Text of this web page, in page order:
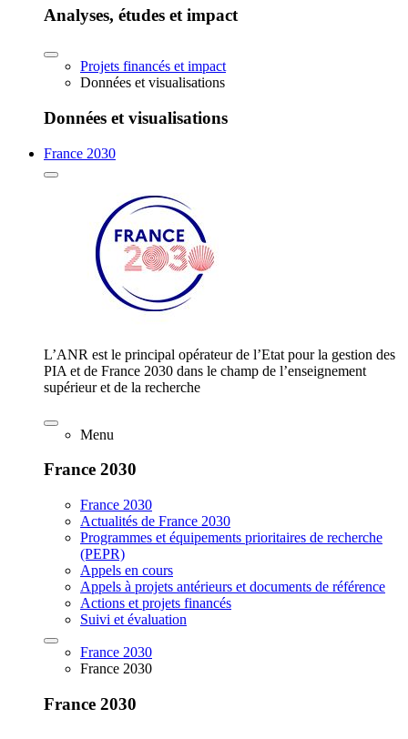
Analyses, études et impact
Projets financés et impact
Données et visualisations
Données et visualisations
France 2030
L’ANR est le principal opérateur de l’Etat pour la gestion des
PIA et de France 2030 dans le champ de l’enseignement
supérieur et de la recherche
Menu
France 2030
France 2030
Actualités de France 2030
Programmes et équipements prioritaires de recherche
(PEPR)
Appels en cours
Appels à projets antérieurs et documents de référence
Actions et projets financés
Suivi et évaluation
France 2030
France 2030
France 2030